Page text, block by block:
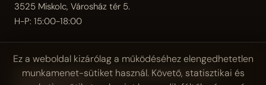
3525 Miskolc, Városház tér 5.
H-P: 15:00-18:00
© 2026 Reprostúdió — Festmény reprodukciók és egyedi
Ez a weboldal kizárólag a működéséhez elengedhetetlen
munkamenet-sütiket használ. Követő, statisztikai és